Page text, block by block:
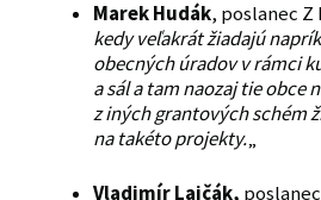
Marek Hudák, poslanec Z
kedy veľakrát žiadajú
obecných úradov v rámci
a sál a tam naozaj tie obce
z iných grantových schém
na takéto projekty.„
Vladimír Lajčák,